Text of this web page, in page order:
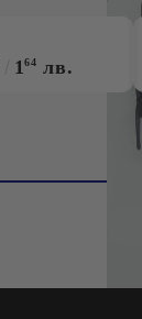
164 лв.